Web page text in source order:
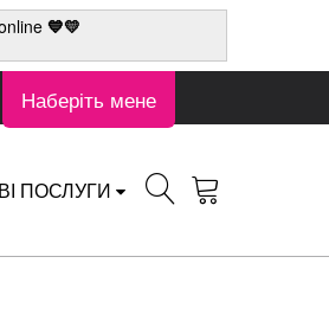
💙💛
Наберіть мене
ПОСЛУГИ